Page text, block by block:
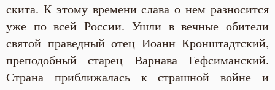
скита. К этому времени слава о нем разносится
уже по всей России. Ушли в вечные обители
святой праведный отец Иоанн Кронштадтский,
преподобный старец Варнава Гефсиманский.
Страна приближалась к страшной войне и